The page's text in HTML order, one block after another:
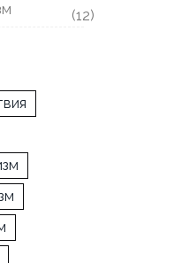
(12)